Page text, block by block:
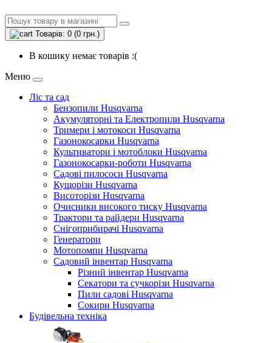
Товарів: 0 (0 грн.)
В кошику немає товарів :(
Меню
Ліс та сад
Бензопили Husqvarna
Акумуляторні та Електропили Husqvarna
Тримери і мотокоси Husqvarna
Газонокосарки Husqvarna
Культиватори і мотоблоки Husqvarna
Газонокосарки-роботи Husqvarna
Садові пилососи Husqvarna
Кущорізи Husqvarna
Висоторізи Husqvarna
Очисники високого тиску Husqvarna
Трактори та райдери Husqvarna
Снігоприбирачі Husqvarna
Генератори
Мотопомпи Husqvarna
Садовий інвентар Husqvarna
Різний інвентар Husqvarna
Секатори та сучкорізи Husqvarna
Пили садові Husqvarna
Сокири Husqvarna
Будівельна техніка